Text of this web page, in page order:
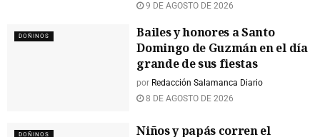
9 DE AGOSTO DE 2026
DOÑINOS
Bailes y honores a Santo
Domingo de Guzmán en el día
grande de sus fiestas
por Redacción Salamanca Diario
8 DE AGOSTO DE 2026
DOÑINOS
Niños y papás corren el